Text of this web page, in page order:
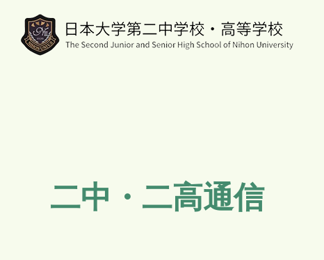
二中・二高通信